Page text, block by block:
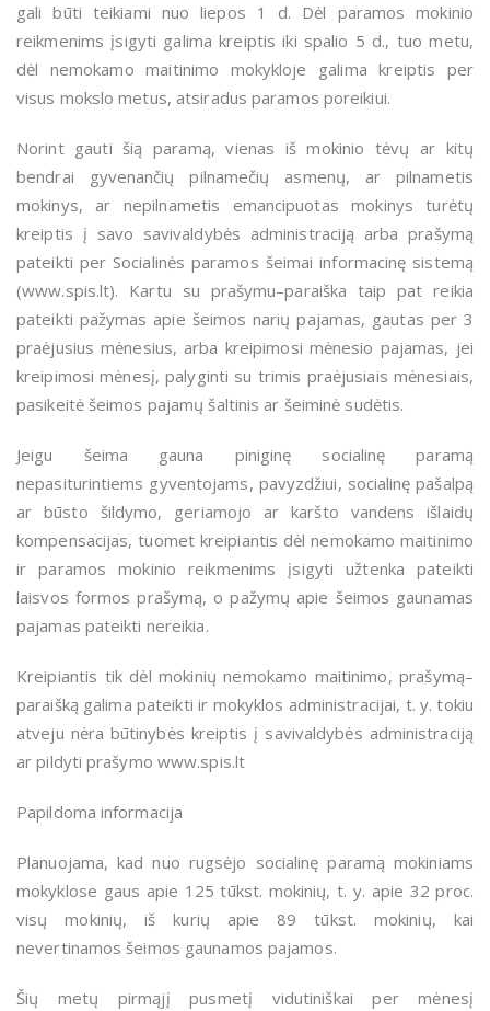
gali būti teikiami nuo liepos 1 d. Dėl paramos mokinio
reikmenims įsigyti galima kreiptis iki spalio 5 d., tuo metu,
dėl nemokamo maitinimo mokykloje galima kreiptis per
visus mokslo metus, atsiradus paramos poreikiui.
Norint gauti šią paramą, vienas iš mokinio tėvų ar kitų
bendrai gyvenančių pilnamečių asmenų, ar pilnametis
mokinys, ar nepilnametis emancipuotas mokinys turėtų
kreiptis į savo savivaldybės administraciją arba prašymą
pateikti per Socialinės paramos šeimai informacinę sistemą
(www.spis.lt). Kartu su prašymu–paraiška taip pat reikia
pateikti pažymas apie šeimos narių pajamas, gautas per 3
praėjusius mėnesius, arba kreipimosi mėnesio pajamas, jei
kreipimosi mėnesį, palyginti su trimis praėjusiais mėnesiais,
pasikeitė šeimos pajamų šaltinis ar šeiminė sudėtis.
Jeigu šeima gauna piniginę socialinę paramą
nepasiturintiems gyventojams, pavyzdžiui, socialinę pašalpą
ar būsto šildymo, geriamojo ar karšto vandens išlaidų
kompensacijas, tuomet kreipiantis dėl nemokamo maitinimo
ir paramos mokinio reikmenims įsigyti užtenka pateikti
laisvos formos prašymą, o pažymų apie šeimos gaunamas
pajamas pateikti nereikia.
Kreipiantis tik dėl mokinių nemokamo maitinimo, prašymą–
paraišką galima pateikti ir mokyklos administracijai, t. y. tokiu
atveju nėra būtinybės kreiptis į savivaldybės administraciją
ar pildyti prašymo www.spis.lt
Papildoma informacija
Planuojama, kad nuo rugsėjo socialinę paramą mokiniams
mokyklose gaus apie 125 tūkst. mokinių, t. y. apie 32 proc.
visų mokinių, iš kurių apie 89 tūkst. mokinių, kai
nevertinamos šeimos gaunamos pajamos.
Šių metų pirmąjį pusmetį vidutiniškai per mėnesį